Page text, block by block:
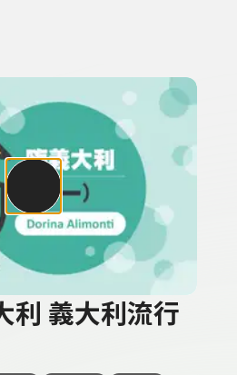
名稱、主持人或關鍵字
利 義大利流行